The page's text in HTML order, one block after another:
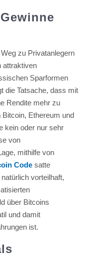
zu Privatanlegern
attraktiven
Sparformen
die Tatsache, dass mit
Rendite mehr zu
Ethereum und
kein oder nur sehr
von
mithilfe von
Codesatte
vorteilhaft,
über Bitcoins
und damit
ist.